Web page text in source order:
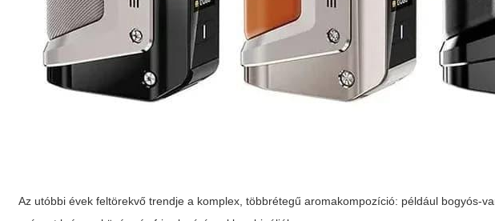
Az utóbbi évek feltörekvő trendje a komplex, többrétegű aromakompozíció: például bogyós-